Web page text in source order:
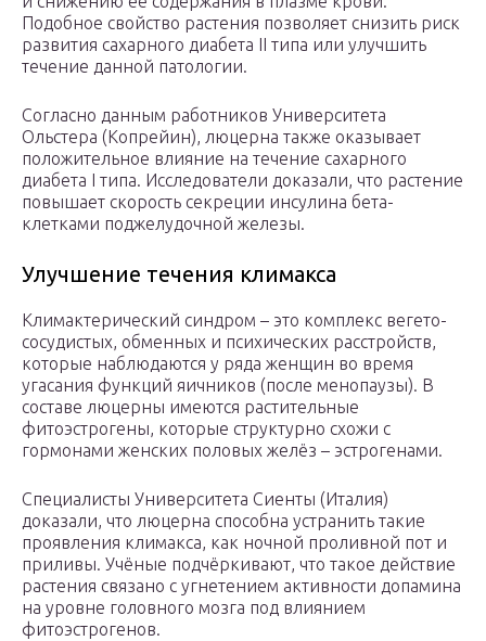
Подобное свойство растения позволяет снизить риск
развития сахарного диабета II типа или улучшить
течение данной патологии.
Согласно данным работников Университета
Ольстера (Копрейин), люцерна также оказывает
положительное влияние на течение сахарного
диабета I типа. Исследователи доказали, что растение
повышает скорость секреции инсулина бета-
клетками поджелудочной железы.
Улучшение течения климакса
Климактерический синдром – это комплекс вегето-
сосудистых, обменных и психических расстройств,
которые наблюдаются у ряда женщин во время
угасания функций яичников (после менопаузы). В
составе люцерны имеются растительные
фитоэстрогены, которые структурно схожи с
гормонами женских половых желёз – эстрогенами.
Специалисты Университета Сиенты (Италия)
доказали, что люцерна способна устранить такие
проявления климакса, как ночной проливной пот и
приливы. Учёные подчёркивают, что такое действие
растения связано с угнетением активности допамина
на уровне головного мозга под влиянием
фитоэстрогенов.